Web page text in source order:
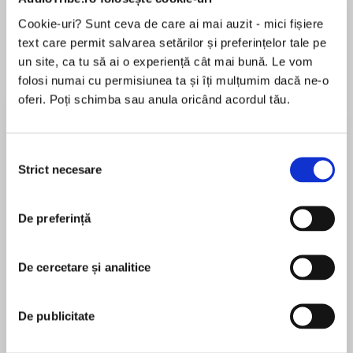
Cookie-uri? Sunt ceva de care ai mai auzit - mici fișiere
text care permit salvarea setărilor și preferințelor tale pe
un site, ca tu să ai o experiență cât mai bună. Le vom
folosi numai cu permisiunea ta și îți mulțumim dacă ne-o
oferi. Poți schimba sau anula oricând acordul tău.
consimțământului
Strict necesare
De preferință
De cercetare și analitice
De publicitate
de...
Dani Francis
la...
Lauren Weisberger
Desprecarte
boarding school on the sea.
inhaling the lovely salt air off the sea. Why had
she never lived by the sea before? Why had she
always looked out on housing estates and not
the little white hulls of trawlers bobbing off in
It’s gloriously sunny in Cornwall as the school
MAI MULT
Jenny Colganis theNew York Timesbestselling